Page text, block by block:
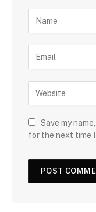
Save my
for the next time